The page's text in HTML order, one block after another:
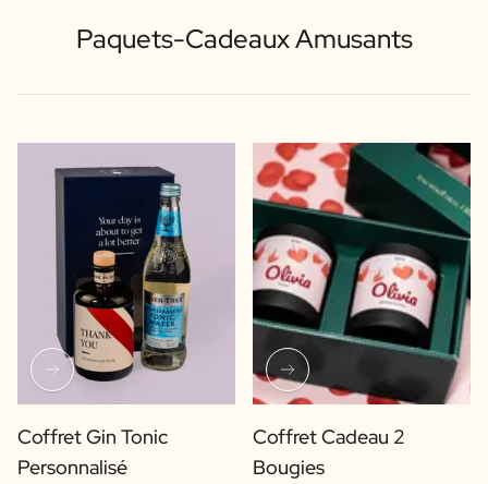
Paquets-Cadeaux Amusants
Coffret Gin Tonic
Personnalisé
Coffret Cadeau 2
Bougies